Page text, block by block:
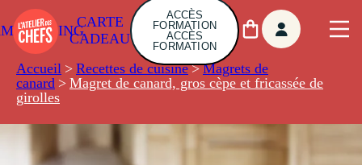
CARTE
CADEAU
ACCÈS
FORMATION
ACCÈS
FORMATION
Accueil > Recettes de cuisine > Magrets de
canard > Magret de canard, gros cèpe et fricassée de
girolles